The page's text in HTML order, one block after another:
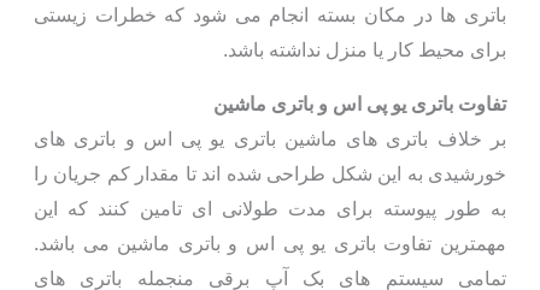
باتری ها در مکان بسته انجام می شود که خطرات زیستی
برای محیط کار یا منزل نداشته باشد.
تفاوت باتری یو پی اس و باتری ماشین
بر خلاف باتری های ماشین باتری یو پی اس و باتری های
خورشیدی به این شکل طراحی شده اند تا مقدار کم جریان را
به طور پیوسته برای مدت طولانی ای تامین کنند که این
مهمترین تفاوت باتری یو پی اس و باتری ماشین می باشد.
تمامی سیستم های بک آپ برقی منجمله باتری های